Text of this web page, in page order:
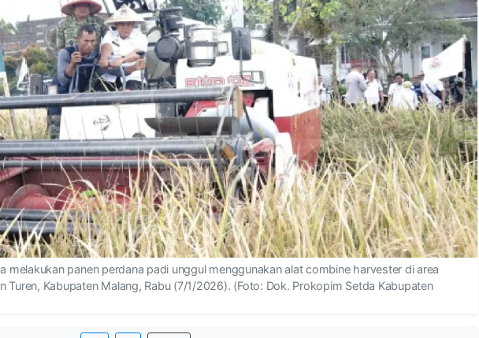
melakukan panen perdana padi unggul menggunakan alat combine harvester di area
Turen, Kabupaten Malang, Rabu (7/1/2026). (Foto: Dok. Prokopim Setda Kabupaten